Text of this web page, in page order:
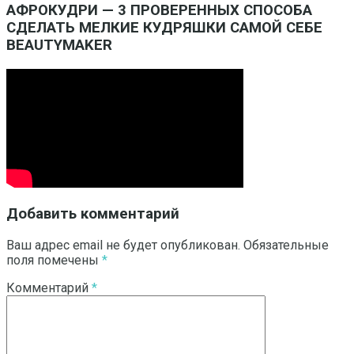
АФРОКУДРИ — 3 ПРОВЕРЕННЫХ СПОСОБА
СДЕЛАТЬ МЕЛКИЕ КУДРЯШКИ САМОЙ СЕБЕ
BEAUTYMAKER
Добавить комментарий
Ваш адрес email не будет опубликован. Обязательные
поля помечены *
Комментарий *